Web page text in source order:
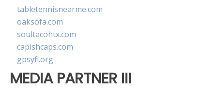
tabletennisnearme.com
oaksofa.com
soultacohtx.com
capishcaps.com
gpsyfl.org
MEDIA PARTNER III